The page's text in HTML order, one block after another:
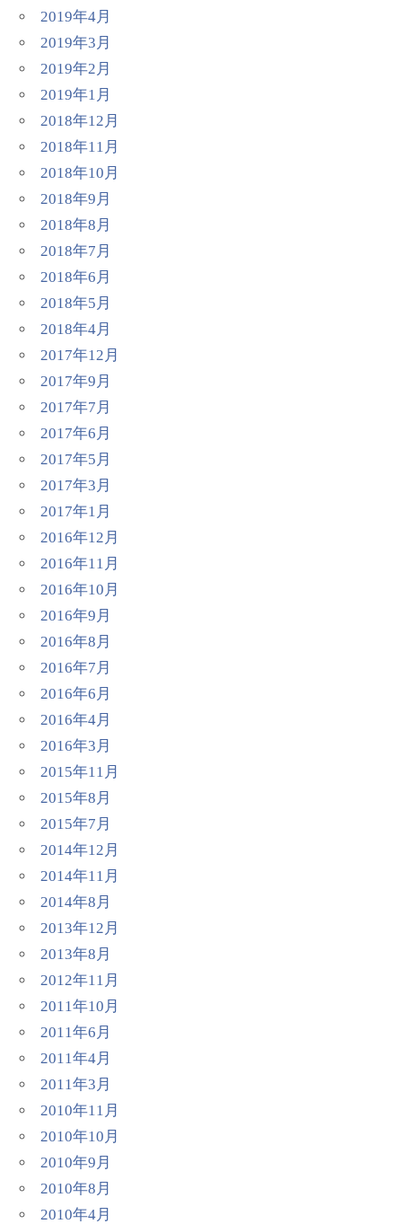
2019年4月
2019年3月
2019年2月
2019年1月
2018年12月
2018年11月
2018年10月
2018年9月
2018年8月
2018年7月
2018年6月
2018年5月
2018年4月
2017年12月
2017年9月
2017年7月
2017年6月
2017年5月
2017年3月
2017年1月
2016年12月
2016年11月
2016年10月
2016年9月
2016年8月
2016年7月
2016年6月
2016年4月
2016年3月
2015年11月
2015年8月
2015年7月
2014年12月
2014年11月
2014年8月
2013年12月
2013年8月
2012年11月
2011年10月
2011年6月
2011年4月
2011年3月
2010年11月
2010年10月
2010年9月
2010年8月
2010年4月